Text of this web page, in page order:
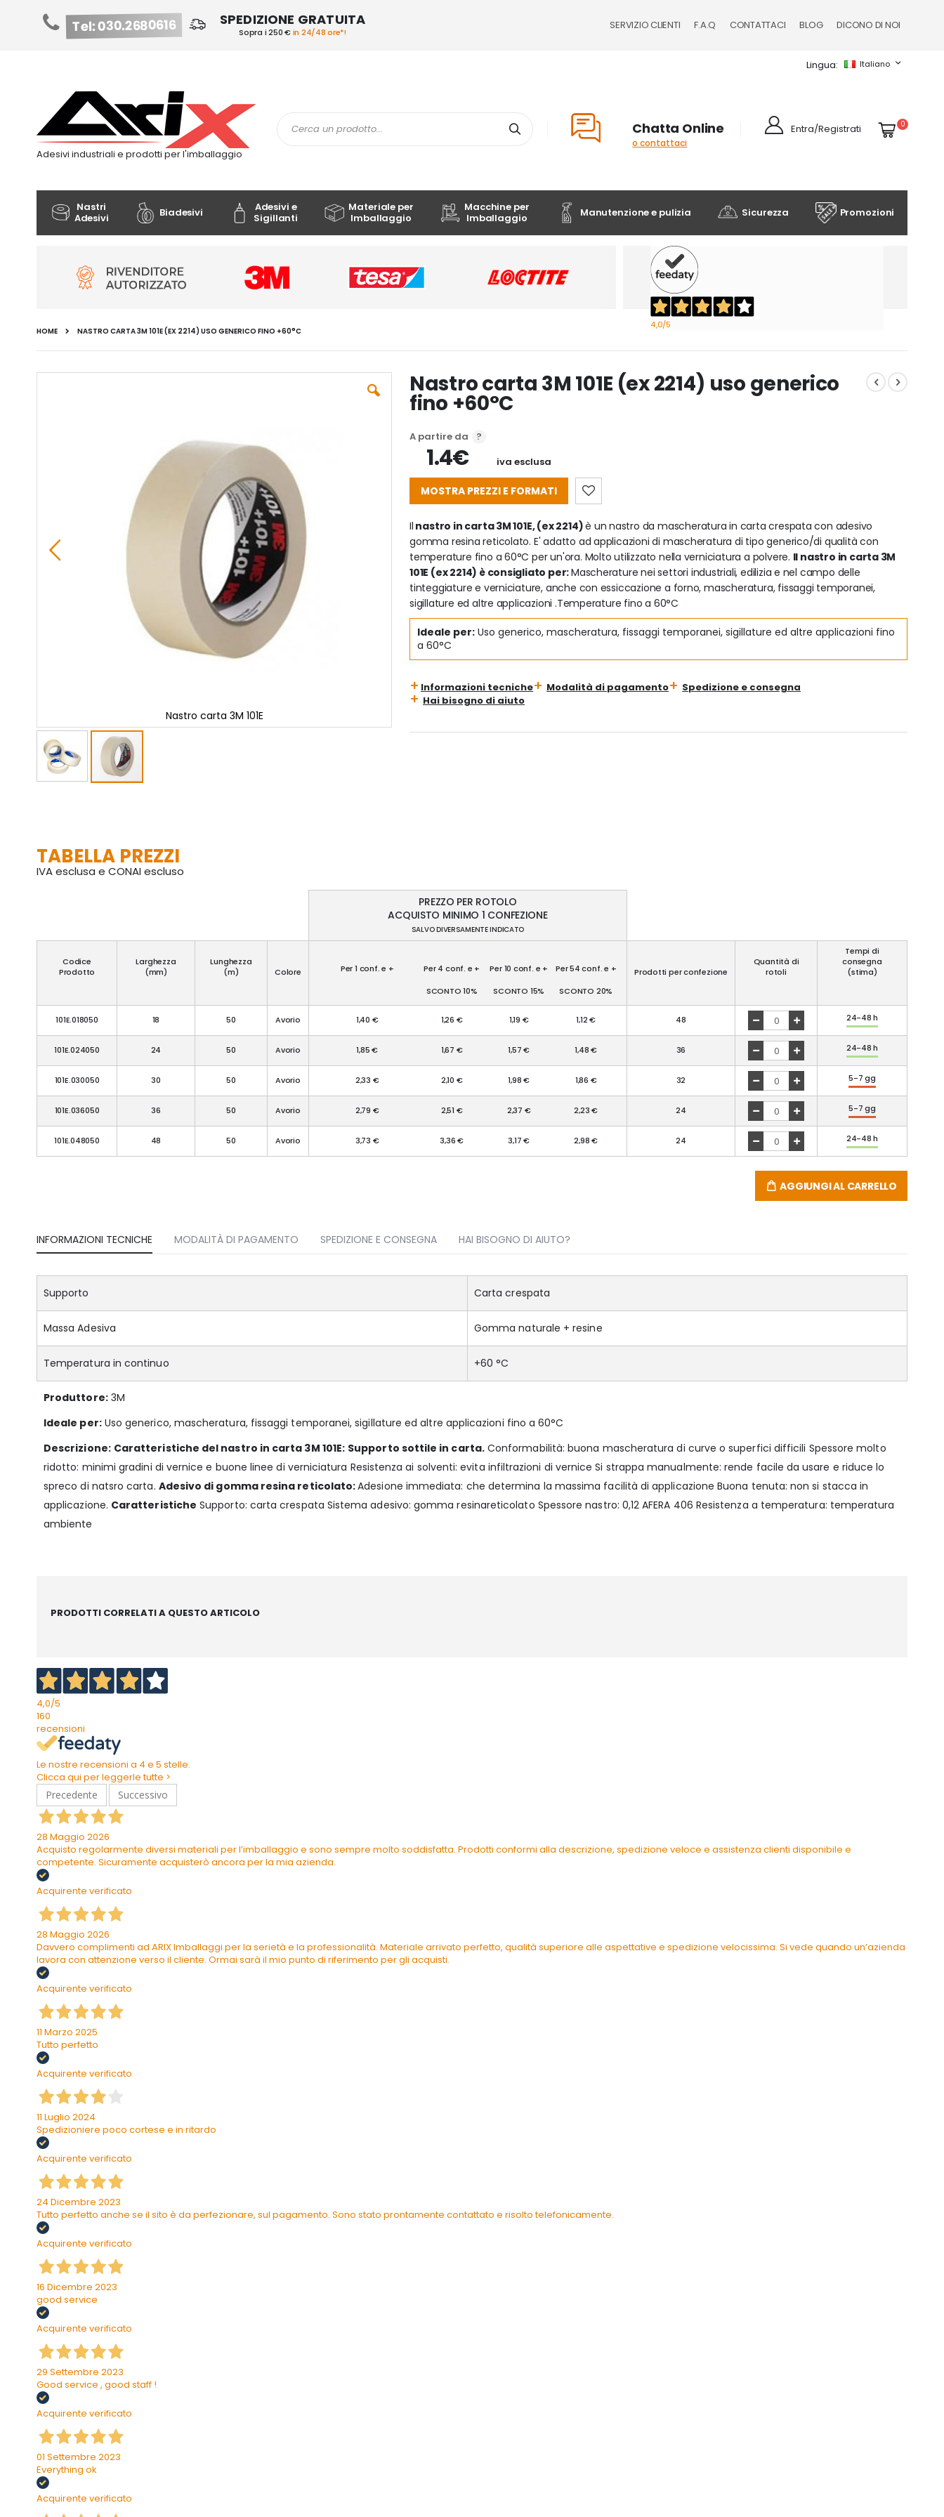
Tel: 030.2680616 SPEDIZIONE GRATUITA
Sopra i 250 €in 24/48 ore*!
SERVIZIO CLIENTI F.A.Q CONTATTACI BLOG DICONO DI NOI
LinguaItaliano
contenuto
Adesivi industriali e prodotti per l'imballaggio
Cerca Chatta Online
o contattaci
Entra/Registrati Cart
0elementi
Nastri
Adesivi
Biadesivi
Adesivi e
Sigillanti
Materiale per
Imballaggio
Macchine per
Imballaggio
Manutenzione e pulizia Sicurezza Promozioni
4,0/5
HOME NASTRO CARTA 3M 101E (EX 2214) USO GENERICO FINO +60°C
Nastro carta 3M 101E
immagini
Nastro carta 3M 101E (ex 2214) uso generico
fino +60°C
A partire da
1.4€ iva esclusa
MOSTRA PREZZI E FORMATI
Il nastro in carta 3M 101E, (ex 2214)è un nastro da mascheratura in carta crespata con adesivo
gomma resina reticolato. E' adatto ad applicazioni di mascheratura di tipo generico/di qualità con
temperature fino a 60°C per un'ora. Molto utilizzato nella verniciatura a polvere. Il nastro in carta 3M
101E (ex 2214) è consigliato per:Mascherature nei settori industriali, edilizia e nel campo delle
tinteggiature e verniciature, anche con essiccazione a forno, mascheratura, fissaggi temporanei,
sigillature ed altre applicazioni .Temperature fino a 60°C
Ideale per: Uso generico, mascheratura, fissaggi temporanei, sigillature ed altre applicazioni fino
a 60°C
Informazioni tecniche Modalità di pagamento
Spedizione e consegna
Hai bisogno di aiuto
TABELLA PREZZI
IVA esclusa e CONAI escluso
PREZZO PER ROTOLO
ACQUISTO MINIMO 1 CONFEZIONE
SALVO DIVERSAMENTE INDICATO
Codice
Prodotto
Larghezza
(mm)
Lunghezza
(m)
Colore Per 1 conf. e + Per 4 conf. e + Per 10 conf. e + Per 54 conf. e + Prodotti per confezione
Quantità di
rotoli
Tempi di
consegna
(stima)
SCONTO 10%
SCONTO 15% SCONTO 20%
101E.018050 18 50 Avorio 1,40 € 1,26 € 1,19 € 1,12 € 48 24-48 h
101E.024050 24 50 Avorio 1,85 € 1,67 € 1,57 € 1,48 € 36 24-48 h
101E.030050 30 50 Avorio 2,33 € 2,10 € 1,98 € 1,86 € 32 5-7 gg
101E.036050 36 50 Avorio 2,79 € 2,51 € 2,37 € 2,23 € 24 5-7 gg
101E.048050 48 50 Avorio 3,73 € 3,36 € 3,17 € 2,98 € 24 24-48 h
AGGIUNGI AL CARRELLO
INFORMAZIONI TECNICHE
Supporto Carta crespata
Massa Adesiva Gomma naturale + resine
Temperatura in continuo +60 °C
Produttore:3M
Ideale per:Uso generico, mascheratura, fissaggi temporanei, sigillature ed altre applicazioni fino a 60°C
Descrizione: Caratteristiche del nastro in carta 3M 101E: Supporto sottile in carta.Conformabilità: buona mascheratura di curve o superfici difficili Spessore molto
ridotto: minimi gradini di vernice e buone linee di verniciatura Resistenza ai solventi: evita infiltrazioni di vernice Si strappa manualmente: rende facile da usare e riduce lo
spreco di natsro carta. Adesivo di gomma resina reticolato:Adesione immediata: che determina la massima facilità di applicazione Buona tenuta: non si stacca in
applicazione. Caratteristiche Supporto: carta crespata Sistema adesivo: gomma resinareticolato Spessore nastro: 0,12 AFERA 406 Resistenza a temperatura: temperatura
ambiente
MODALITÀ DI PAGAMENTO SPEDIZIONE E CONSEGNA HAI BISOGNO DI AIUTO?
PRODOTTI CORRELATI A QUESTO ARTICOLO
4,0/5
160
recensioni
Le nostre recensioni a 4 e 5 stelle.
Clicca qui per leggerle tutte >
Precedente
Successivo
28 Maggio 2026
Acquisto regolarmente diversi materiali per l’imballaggio e sono sempre molto soddisfatta. Prodotti conformi alla descrizione, spedizione veloce e assistenza clienti disponibile e
competente. Sicuramente acquisterò ancora per la mia azienda.
Acquirente verificato
28 Maggio 2026
Davvero complimenti ad ARIX Imballaggi per la serietà e la professionalità. Materiale arrivato perfetto, qualità superiore alle aspettative e spedizione velocissima. Si vede quando un’azienda
lavora con attenzione verso il cliente. Ormai sarà il mio punto di riferimento per gli acquisti.
Acquirente verificato
11 Marzo 2025
Tutto perfetto
Acquirente verificato
11 Luglio 2024
Spedizioniere poco cortese e in ritardo
Acquirente verificato
24 Dicembre 2023
Tutto perfetto anche se il sito è da perfezionare, sul pagamento. Sono stato prontamente contattato e risolto telefonicamente.
Acquirente verificato
16 Dicembre 2023
good service
Acquirente verificato
29 Settembre 2023
Good service , good staff !
Acquirente verificato
01 Settembre 2023
Everything ok
Acquirente verificato